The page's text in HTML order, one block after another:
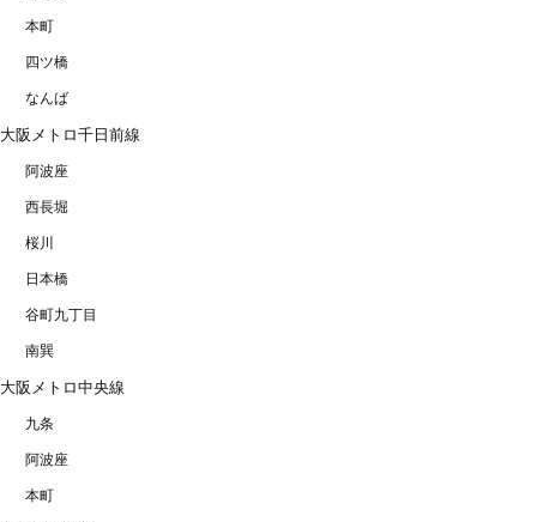
本町
四ツ橋
なんば
大阪メトロ千日前線
阿波座
西長堀
桜川
日本橋
谷町九丁目
南巽
大阪メトロ中央線
九条
阿波座
本町